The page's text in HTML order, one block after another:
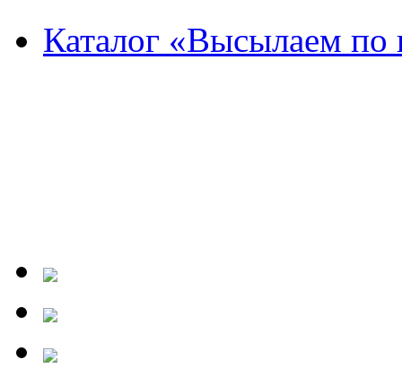
Каталог «Высылаем по